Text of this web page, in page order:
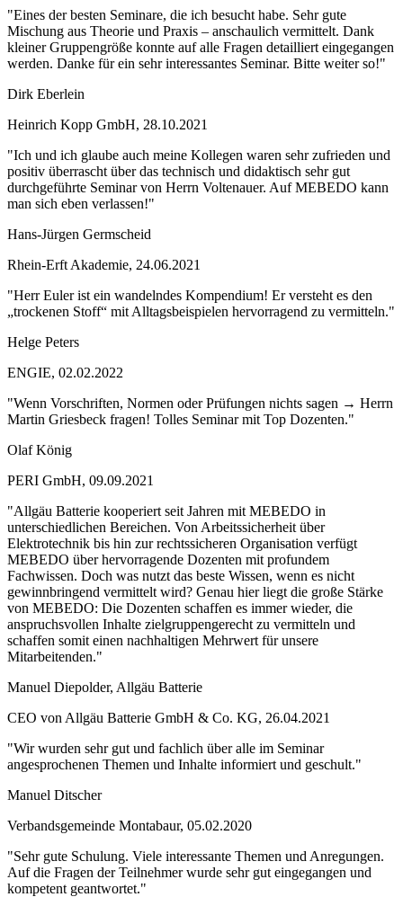
"Eines der besten Seminare, die ich besucht habe. Sehr gute
Mischung aus Theorie und Praxis – anschaulich vermittelt. Dank
kleiner Gruppengröße konnte auf alle Fragen detailliert eingegangen
werden. Danke für ein sehr interessantes Seminar. Bitte weiter so!"
Dirk Eberlein
Heinrich Kopp GmbH, 28.10.2021
"Ich und ich glaube auch meine Kollegen waren sehr zufrieden und
positiv überrascht über das technisch und didaktisch sehr gut
durchgeführte Seminar von Herrn Voltenauer. Auf MEBEDO kann
man sich eben verlassen!"
Hans-Jürgen Germscheid
Rhein-Erft Akademie, 24.06.2021
"Herr Euler ist ein wandelndes Kompendium! Er versteht es den
„trockenen Stoff“ mit Alltagsbeispielen hervorragend zu vermitteln."
Helge Peters
ENGIE, 02.02.2022
"Wenn Vorschriften, Normen oder Prüfungen nichts sagen → Herrn
Martin Griesbeck fragen! Tolles Seminar mit Top Dozenten."
Olaf König
PERI GmbH, 09.09.2021
"Allgäu Batterie kooperiert seit Jahren mit MEBEDO in
unterschiedlichen Bereichen. Von Arbeitssicherheit über
Elektrotechnik bis hin zur rechtssicheren Organisation verfügt
MEBEDO über hervorragende Dozenten mit profundem
Fachwissen. Doch was nutzt das beste Wissen, wenn es nicht
gewinnbringend vermittelt wird? Genau hier liegt die große Stärke
von MEBEDO: Die Dozenten schaffen es immer wieder, die
anspruchsvollen Inhalte zielgruppengerecht zu vermitteln und
schaffen somit einen nachhaltigen Mehrwert für unsere
Mitarbeitenden."
Manuel Diepolder, Allgäu Batterie
CEO von Allgäu Batterie GmbH & Co. KG, 26.04.2021
"Wir wurden sehr gut und fachlich über alle im Seminar
angesprochenen Themen und Inhalte informiert und geschult."
Manuel Ditscher
Verbandsgemeinde Montabaur, 05.02.2020
"Sehr gute Schulung. Viele interessante Themen und Anregungen.
Auf die Fragen der Teilnehmer wurde sehr gut eingegangen und
kompetent geantwortet."